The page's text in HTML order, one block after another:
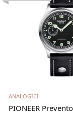
ANALOGICI
PIONEER